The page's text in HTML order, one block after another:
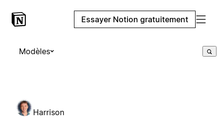
Essayer Notion gratuitement
Modèles
Harrison